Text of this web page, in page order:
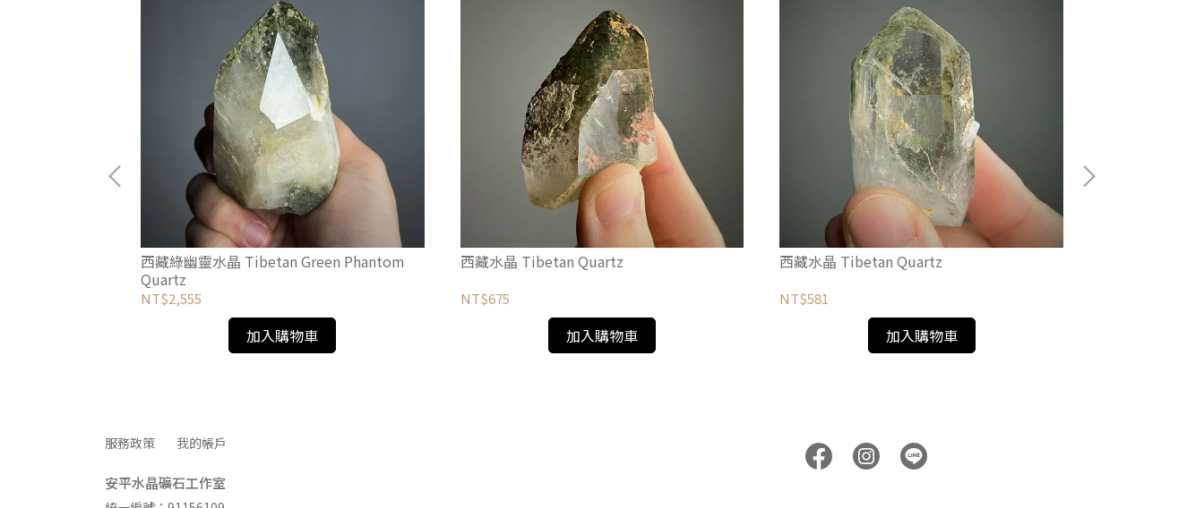
西藏綠幽靈水晶 Tibetan Green Phantom
Quartz
NT$2,555
加入購物車
西藏水晶 Tibetan Quartz
NT$675
加入購物車
西藏水晶 Tibetan Quartz
NT$581
加入購物車
服務政策 我的帳戶
安平水晶礦石工作室